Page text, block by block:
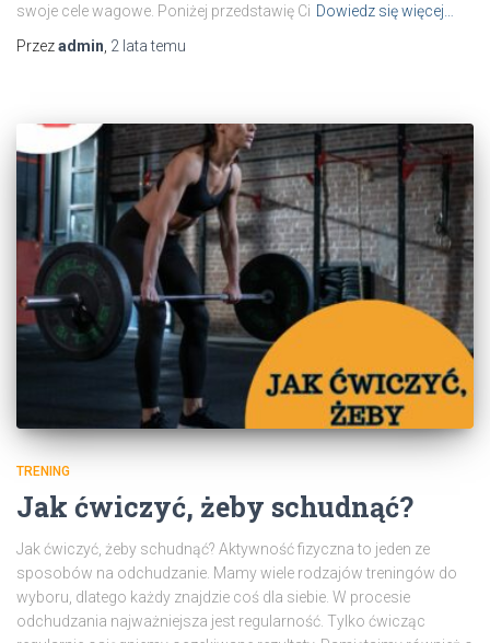
swoje cele wagowe. Poniżej przedstawię Ci Dowiedz się więcej…
Przezadmin 2 latatemu
TRENING
Jak ćwiczyć, żeby schudnąć?
Jak ćwiczyć, żeby schudnąć? Aktywność fizyczna to jeden ze
sposobów na odchudzanie. Mamy wiele rodzajów treningów do
wyboru, dlatego każdy znajdzie coś dla siebie. W procesie
odchudzania najważniejsza jest regularność. Tylko ćwicząc